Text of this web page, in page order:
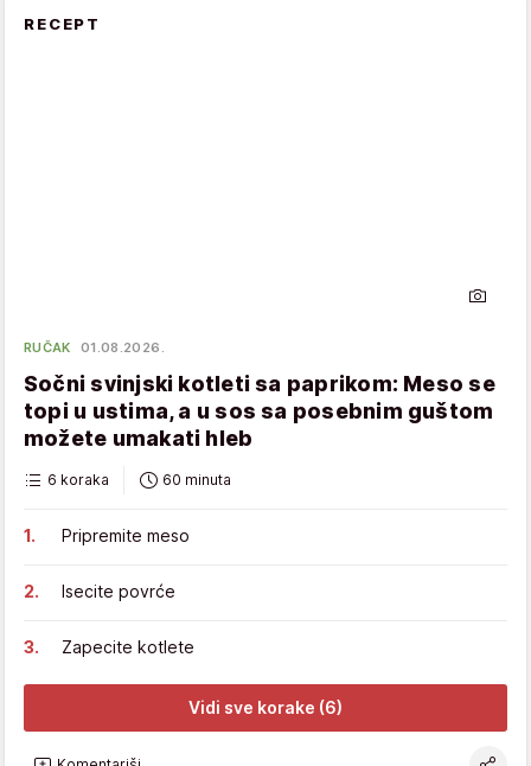
RECEPT
RUČAK 01.08.2026.
Sočni svinjski kotleti sa paprikom: Meso se
topi u ustima, a u sos sa posebnim guštom
možete umakati hleb
6 koraka 60 minuta
Pripremite meso
Isecite povrće
Zapecite kotlete
Vidi sve korake (6)